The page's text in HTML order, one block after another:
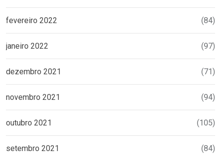
fevereiro 2022 (84)
janeiro 2022 (97)
dezembro 2021 (71)
novembro 2021 (94)
outubro 2021 (105)
setembro 2021 (84)